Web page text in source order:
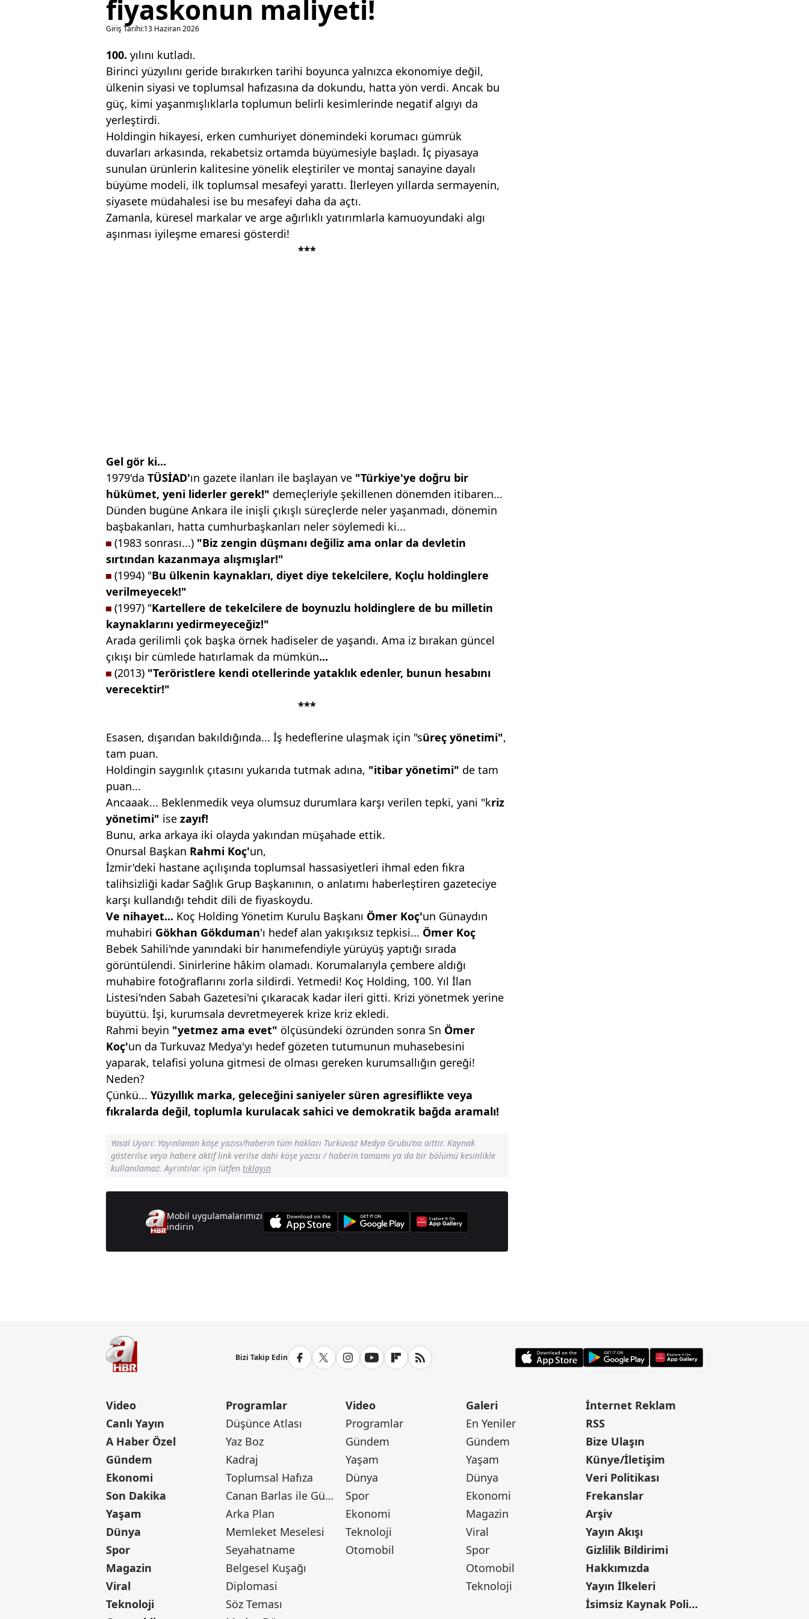
fiyaskonun maliyeti!
Giriş Tarihi:13 Haziran 2026
100. yılını kutladı.
Birinci yüzyılını geride bırakırken tarihi boyunca yalnızca ekonomiye değil,
ülkenin siyasi ve toplumsal hafızasına da dokundu, hatta yön verdi. Ancak bu
güç, kimi yaşanmışlıklarla toplumun belirli kesimlerinde negatif algıyı da
yerleştirdi.
Holdingin hikayesi, erken cumhuriyet dönemindeki korumacı gümrük
duvarları arkasında, rekabetsiz ortamda büyümesiyle başladı. İç piyasaya
sunulan ürünlerin kalitesine yönelik eleştiriler ve montaj sanayine dayalı
büyüme modeli, ilk toplumsal mesafeyi yarattı. İlerleyen yıllarda sermayenin,
siyasete müdahalesi ise bu mesafeyi daha da açtı.
Zamanla, küresel markalar ve arge ağırlıklı yatırımlarla kamuoyundaki algı
aşınması iyileşme emaresi gösterdi!
***
Gel gör ki...
1979'da TÜSİAD'ın gazete ilanları ile başlayan ve "Türkiye'ye doğru bir
hükümet, yeni liderler gerek!" demeçleriyle şekillenen dönemden itibaren...
Dünden bugüne Ankara ile inişli çıkışlı süreçlerde neler yaşanmadı, dönemin
başbakanları, hatta cumhurbaşkanları neler söylemedi ki...
(1983 sonrası...) "Biz zengin düşmanı değiliz ama onlar da devletin
sırtından kazanmaya alışmışlar!"
(1994) "Bu ülkenin kaynakları, diyet diye tekelcilere, Koçlu holdinglere
verilmeyecek!"
(1997) "Kartellere de tekelcilere de boynuzlu holdinglere de bu milletin
kaynaklarını yedirmeyeceğiz!"
Arada gerilimli çok başka örnek hadiseler de yaşandı. Ama iz bırakan güncel
çıkışı bir cümlede hatırlamak da mümkün...
(2013) "Teröristlere kendi otellerinde yataklık edenler, bunun hesabını
verecektir!"
***
Esasen, dışarıdan bakıldığında... İş hedeflerine ulaşmak için "süreç yönetimi",
tam puan.
Holdingin saygınlık çıtasını yukarıda tutmak adına, "itibar yönetimi" de tam
puan...
Ancaaak... Beklenmedik veya olumsuz durumlara karşı verilen tepki, yani "kriz
yönetimi" ise zayıf!
Bunu, arka arkaya iki olayda yakından müşahade ettik.
Onursal Başkan Rahmi Koç'un,
İzmir'deki hastane açılışında toplumsal hassasiyetleri ihmal eden fıkra
talihsizliği kadar Sağlık Grup Başkanının, o anlatımı haberleştiren gazeteciye
karşı kullandığı tehdit dili de fiyaskoydu.
Ve nihayet... Koç Holding Yönetim Kurulu Başkanı Ömer Koç'un Günaydın
muhabiri Gökhan Gökduman'ı hedef alan yakışıksız tepkisi... Ömer Koç
Bebek Sahili'nde yanındaki bir hanımefendiyle yürüyüş yaptığı sırada
görüntülendi. Sinirlerine hâkim olamadı. Korumalarıyla çembere aldığı
muhabire fotoğraflarını zorla sildirdi. Yetmedi! Koç Holding, 100. Yıl İlan
Listesi'nden Sabah Gazetesi'ni çıkaracak kadar ileri gitti. Krizi yönetmek yerine
büyüttü. İşi, kurumsala devretmeyerek krize kriz ekledi.
Rahmi beyin "yetmez ama evet" ölçüsündeki özründen sonra Sn Ömer
Koç'un da Turkuvaz Medya'yı hedef gözeten tutumunun muhasebesini
yaparak, telafisi yoluna gitmesi de olması gereken kurumsallığın gereği!
Neden?
Çünkü... Yüzyıllık marka, geleceğini saniyeler süren agresiflikte veya
fıkralarda değil, toplumla kurulacak sahici ve demokratik bağda aramalı!
Yasal Uyarı: Yayınlanan köşe yazısı/haberin tüm hakları Turkuvaz Medya Grubu’na aittir. Kaynak
gösterilse veya habere aktif link verilse dahi köşe yazısı / haberin tamamı ya da bir bölümü kesinlikle
kullanılamaz. Ayrıntılar için lütfen tıklayın
Mobil uygulamalarımızı
indirin
Bizi Takip Edin
Video
Canlı Yayın
A Haber Özel
Gündem
Ekonomi
Son Dakika
Yaşam
Dünya
Spor
Magazin
Viral
Teknoloji
Programlar
Düşünce Atlası
Yaz Boz
Kadraj
Toplumsal Hafıza
Canan Barlas ile Gündem
Arka Plan
Memleket Meselesi
Seyahatname
Belgesel Kuşağı
Diplomasi
Söz Teması
Video
Programlar
Gündem
Yaşam
Dünya
Spor
Ekonomi
Teknoloji
Otomobil
Galeri
En Yeniler
Gündem
Yaşam
Dünya
Ekonomi
Magazin
Viral
Spor
Otomobil
Teknoloji
İnternet Reklam
RSS
Bize Ulaşın
Künye/İletişim
Veri Politikası
Frekanslar
Arşiv
Yayın Akışı
Gizlilik Bildirimi
Hakkımızda
Yayın İlkeleri
İsimsiz Kaynak Politikası